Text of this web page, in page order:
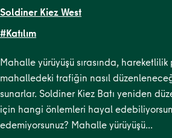
Soldiner Kiez West
#Katılım
Mahalle yürüyüşü sırasında, hareketlilik
mahalledeki trafiğin nasıl
sunarlar. Soldiner Kiez Batı yeniden
için hangi önlemleri hayal
edemiyorsunuz? Mahalle yürüyüşü…